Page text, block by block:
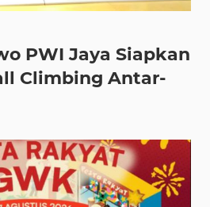
PWI Jaya Siapkan
Climbing Antar-